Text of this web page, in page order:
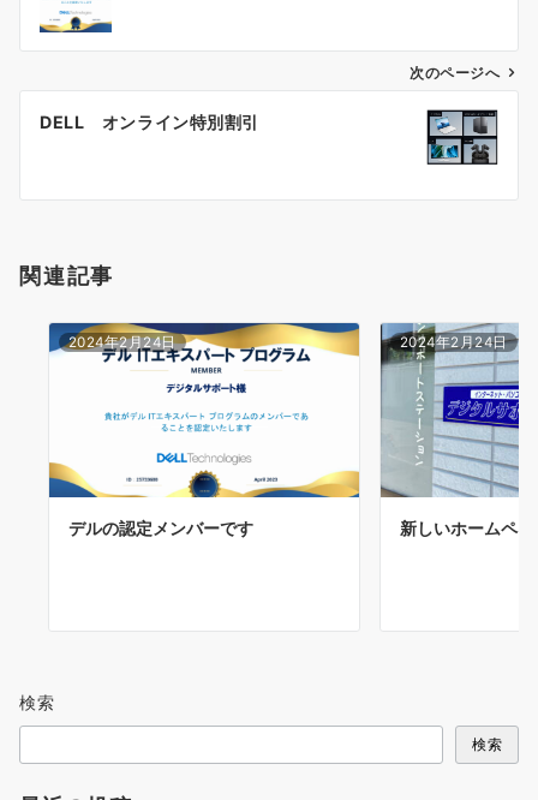
ン
次のページへ
DELL オンライン特別割引
関連記事
2024年2月24日
デルの認定メンバーです
2024年2月24日
新しいホームペー
検索
検索